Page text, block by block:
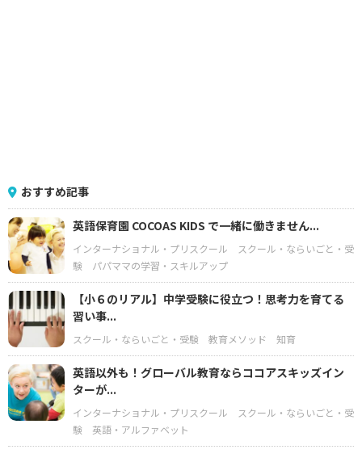
おすすめ記事
英語保育園 COCOAS KIDS で一緒に働きません...
インターナショナル・プリスクール
スクール・ならいごと・受
験
パパママの学習・スキルアップ
【小６のリアル】中学受験に役立つ！思考力を育てる
習い事...
スクール・ならいごと・受験 教育メソッド 知育
英語以外も！グローバル教育ならココアスキッズイン
ターが...
インターナショナル・プリスクール
スクール・ならいごと・受
験
英語・アルファベット